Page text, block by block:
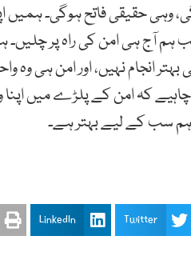
حقیقی فاتح ہوگی۔ ہمیں
ہم آج ہی امن کی راہ پر
انجام نہیں، اور امن ہی وہ
کہ امن کے پلڑے میں اپنا
ہم سب کے لیے بہتر ہے۔
Twitter
LinkedIn